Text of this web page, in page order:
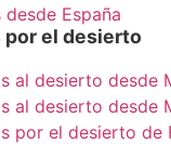
España
por el desierto
al desierto desde
al desierto desde
por el desierto de